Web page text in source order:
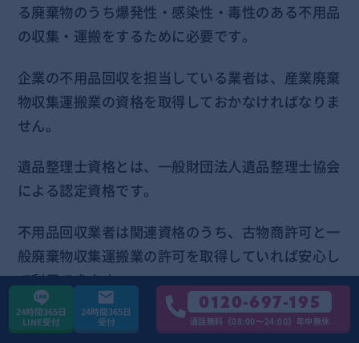
る廃棄物のうち爆発性・感染性・毒性のある不用品
の収集・運搬をするために必要です。
企業の不用品回収を担当している業者は、産業廃棄
物収集運搬業の資格を取得しておかなければなりま
せん。
遺品整理士資格とは、一般財団法人遺品整理士協会
による認定資格です。
不用品回収業者は関連資格のうち、古物商許可と一
般廃棄物収集運搬業の許可を取得していれば安心し
て利用できます。
料金体系と見積りの比較
24時間365日
LINE受付
24時間365日
受付
0120-697-195
通話無料《08:00〜24:00》年中無休